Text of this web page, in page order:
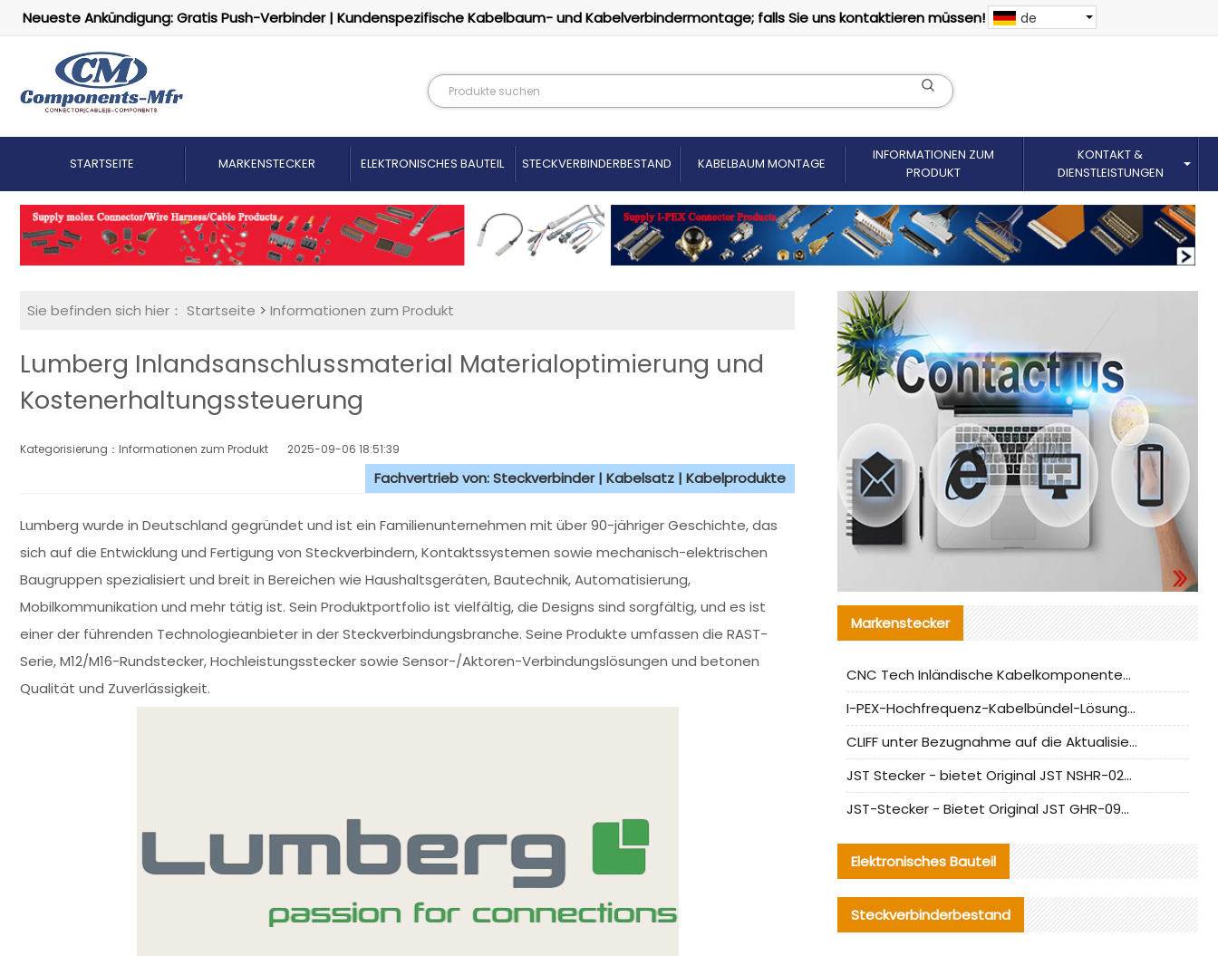
Neueste Ankündigung: Gratis Push-Verbinder | Kundenspezifische Kabelbaum- und Kabelverbindermontage; falls Sie uns kontaktieren müssen! de
STARTSEITE MARKENSTECKER ELEKTRONISCHES BAUTEIL STECKVERBINDERBESTAND KABELBAUM MONTAGE
INFORMATIONEN ZUM
PRODUKT
KONTAKT &
DIENSTLEISTUNGEN
Sie befinden sich hier： Startseite > Informationen zum Produkt
Lumberg Inlandsanschlussmaterial Materialoptimierung und
Kostenerhaltungssteuerung
Kategorisierung：Informationen zum Produkt 2025-09-06 18:51:39
Fachvertrieb von: Steckverbinder | Kabelsatz | Kabelprodukte
Lumberg wurde in Deutschland gegründet und ist ein Familienunternehmen mit über 90-jähriger Geschichte, das
sich auf die Entwicklung und Fertigung von Steckverbindern, Kontaktssystemen sowie mechanisch-elektrischen
Baugruppen spezialisiert und breit in Bereichen wie Haushaltsgeräten, Bautechnik, Automatisierung,
Mobilkommunikation und mehr tätig ist. Sein Produktportfolio ist vielfältig, die Designs sind sorgfältig, und es ist
einer der führenden Technologieanbieter in der Steckverbindungsbranche. Seine Produkte umfassen die RAST-
Serie, M12/M16-Rundstecker, Hochleistungsstecker sowie Sensor-/Aktoren-Verbindungslösungen und betonen
Qualität und Zuverlässigkeit.
Markenstecker
CNC Tech Inländische Kabelkomponentenbewertung und Massenproduktionsanpassungsanleitung
I-PEX-Hochfrequenz-Kabelbündel-Lösung für die heimische Produktion analysiert
CLIFF unter Bezugnahme auf die Aktualisierung der chinesischen Stecker-Testnormen
JST Stecker - bietet Original JST NSHR-02V-S Stecker und Ersatzteile an
JST-Stecker - Bietet Original JST GHR-09V-S Stecker und Ersatzteile an
Elektronisches Bauteil
Steckverbinderbestand